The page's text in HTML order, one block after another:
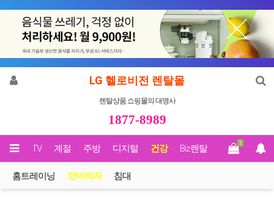
LG 헬로비전 렌탈몰
렌탈상품 쇼핑몰의 대명사
1877-8989
영상/TV 계절 주방 디지털 건강 Biz렌탈
1
홈트레이닝 안마의자 침대